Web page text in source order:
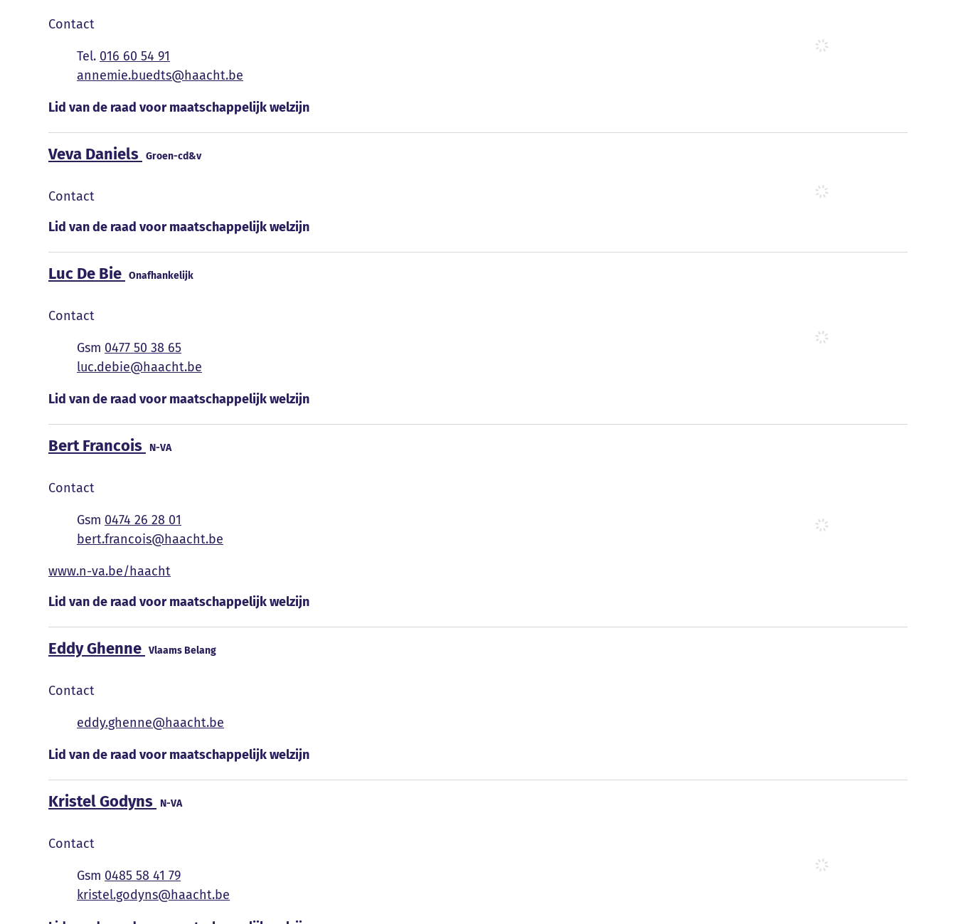
Contact
016 60 54 91
E-mailannemie.buedts@haacht.be
Functies
Lid van de raad voor maatschappelijk welzijn
Veva Daniels Groen-cd&v
Contact
Functies
Lid van de raad voor maatschappelijk welzijn
Luc De Bie Onafhankelijk
Contact
0477 50 38 65
E-mailluc.debie@haacht.be
Functies
Lid van de raad voor maatschappelijk welzijn
Bert Francois N-VA
Contact
0474 26 28 01
E-mailbert.francois@haacht.be
www.n-va.be/haacht
Functies
Lid van de raad voor maatschappelijk welzijn
Eddy Ghenne Vlaams Belang
Contact
E-maileddy.ghenne@haacht.be
Functies
Lid van de raad voor maatschappelijk welzijn
Kristel Godyns N-VA
Contact
0485 58 41 79
E-mailkristel.godyns@haacht.be